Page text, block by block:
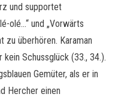
und supportet
olé…“ und „Vorwärts
zu überhören. Karaman
Schussglück (33., 34.).
Gemüter, als er in
Hercher einen